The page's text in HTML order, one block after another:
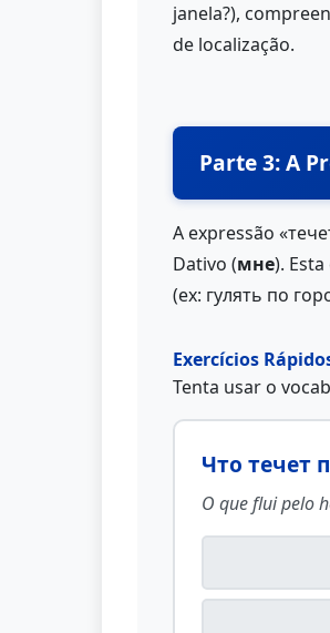
janela?),
de localização.
Parte 3: A
A expressão
Dativo (мне).
(ex: гулять по
Exercícios
Tenta usar o
Что течет
O que flui pelo